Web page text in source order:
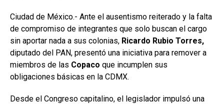
Ciudad de México.- Ante el ausentismo reiterado y la falta
de compromiso de integrantes que solo buscan el cargo
sin aportar nada a sus colonias, Ricardo Rubio Torres,
diputado del PAN, presentó una iniciativa para remover a
miembros de las Copaco que incumplen sus
obligaciones básicas en la CDMX.
Desde el Congreso capitalino, el legislador impulsó una